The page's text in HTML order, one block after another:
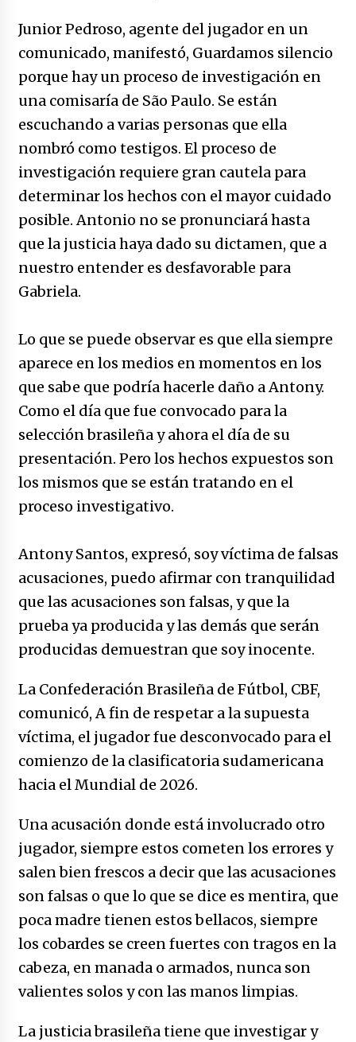
Junior Pedroso, agente del jugador en un
comunicado, manifestó, Guardamos silencio
porque hay un proceso de investigación en
una comisaría de São Paulo. Se están
escuchando a varias personas que ella
nombró como testigos. El proceso de
investigación requiere gran cautela para
determinar los hechos con el mayor cuidado
posible. Antonio no se pronunciará hasta
que la justicia haya dado su dictamen, que a
nuestro entender es desfavorable para
Gabriela.
Lo que se puede observar es que ella siempre
aparece en los medios en momentos en los
que sabe que podría hacerle daño a Antony.
Como el día que fue convocado para la
selección brasileña y ahora el día de su
presentación. Pero los hechos expuestos son
los mismos que se están tratando en el
proceso investigativo.
Antony Santos, expresó, soy víctima de falsas
acusaciones, puedo afirmar con tranquilidad
que las acusaciones son falsas, y que la
prueba ya producida y las demás que serán
producidas demuestran que soy inocente.
La Confederación Brasileña de Fútbol, CBF,
comunicó, A fin de respetar a la supuesta
víctima, el jugador fue desconvocado para el
comienzo de la clasificatoria sudamericana
hacia el Mundial de 2026.
Una acusación donde está involucrado otro
jugador, siempre estos cometen los errores y
salen bien frescos a decir que las acusaciones
son falsas o que lo que se dice es mentira, que
poca madre tienen estos bellacos, siempre
los cobardes se creen fuertes con tragos en la
cabeza, en manada o armados, nunca son
valientes solos y con las manos limpias.
La justicia brasileña tiene que investigar y